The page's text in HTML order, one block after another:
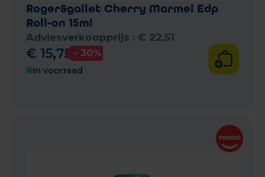
Roger&gallet Cherry Marmel Edp
Roll-on 15ml
Adviesverkoopprijs : € 22,51
€ 15,75 - 30%
In voorraad